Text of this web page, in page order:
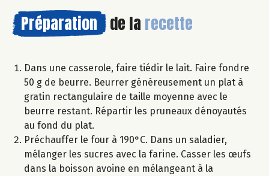
Préparation de la recette
Dans une casserole, faire tiédir le lait. Faire fondre
50 g de beurre. Beurrer généreusement un plat à
gratin rectangulaire de taille moyenne avec le
beurre restant. Répartir les pruneaux dénoyautés
au fond du plat.
Préchauffer le four à 190°C. Dans un saladier,
mélanger les sucres avec la farine. Casser les œufs
dans la boisson avoine en mélangeant à la